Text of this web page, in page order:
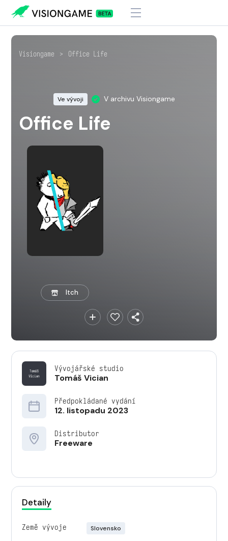
Visiongame > Office Life
Ve vývoji V archivu Visiongame
Office Life
Itch
Vývojářské studio
Tomáš Vician
Předpokládané vydání
12. listopadu 2023
Distributor
Freeware
Detaily
Země vývoje Slovensko